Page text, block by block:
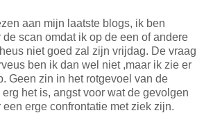
aan mijn laatste blogs, ik ben
scan omdat ik op de een of andere
niet goed zal zijn vrijdag. De vraag
ben ik dan wel niet ,maar ik zie er
Geen zin in het rotgevoel van de
het is, angst voor wat de gevolgen
erge confrontatie met ziek zijn.